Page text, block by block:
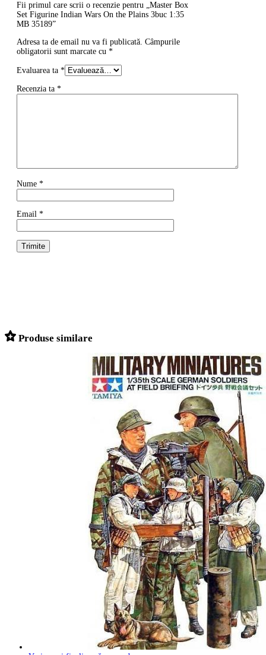
Fii primul care scrii o recenzie pentru „Master Box
Set Figurine Indian Wars On the Plains 3buc 1:35
MB 35189”
Adresa ta de email nu va fi publicată. Câmpurile
obligatorii sunt marcate cu *
Evaluarea ta *
Recenzia ta *
Nume *
Email *
Produse similare